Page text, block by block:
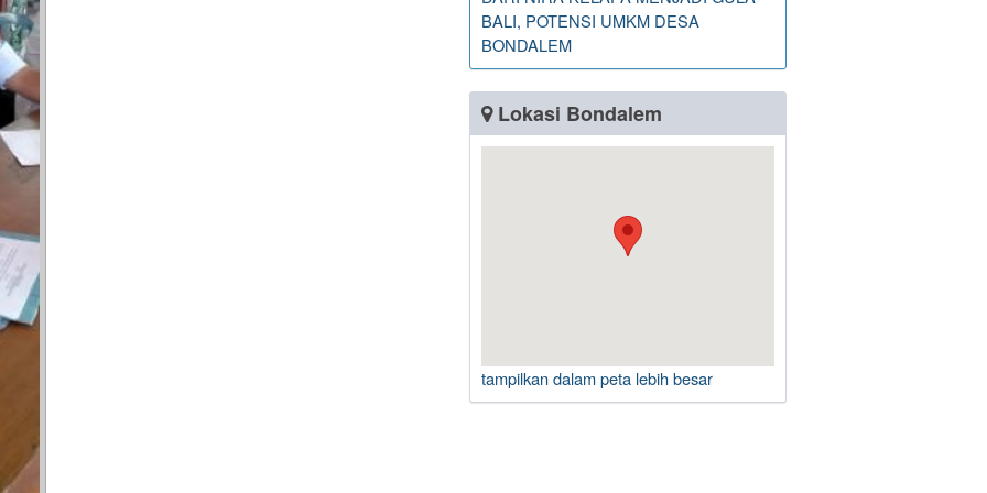
BALI, POTENSI UMKM DESA
BONDALEM
Lokasi Bondalem
tampilkan dalam peta lebih besar